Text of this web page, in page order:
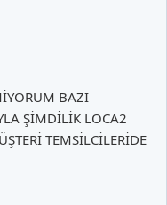
BAZI
ŞİMDİLİK LOCA2
TEMSİLCİLERİDE